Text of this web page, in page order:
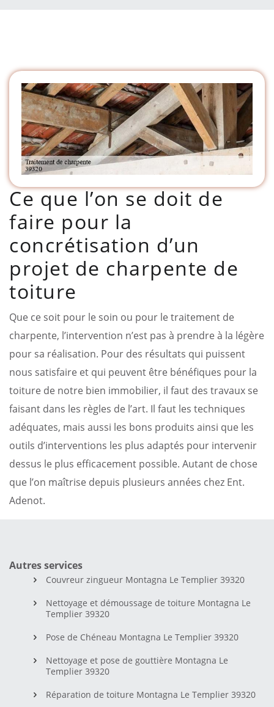
Ce que l’on se doit de
faire pour la
concrétisation d’un
projet de charpente de
toiture
Que ce soit pour le soin ou pour le traitement de
charpente, l’intervention n’est pas à prendre à la légère
pour sa réalisation. Pour des résultats qui puissent
nous satisfaire et qui peuvent être bénéfiques pour la
toiture de notre bien immobilier, il faut des travaux se
faisant dans les règles de l’art. Il faut les techniques
adéquates, mais aussi les bons produits ainsi que les
outils d’interventions les plus adaptés pour intervenir
dessus le plus efficacement possible. Autant de chose
que l’on maîtrise depuis plusieurs années chez Ent.
Adenot.
Autres services
Couvreur zingueur Montagna Le Templier 39320
Nettoyage et démoussage de toiture Montagna Le
Templier 39320
Pose de Chéneau Montagna Le Templier 39320
Nettoyage et pose de gouttière Montagna Le
Templier 39320
Réparation de toiture Montagna Le Templier 39320